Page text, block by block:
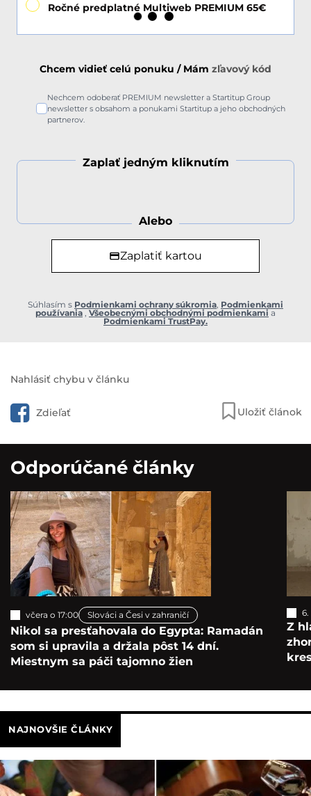
Ročné predplatné Multiweb PREMIUM 65€
Chcem vidieť celú ponuku / Mám zľavový kód
Nechcem odoberať PREMIUM newsletter a Startitup Group
newsletter s obsahom a ponukami Startitup a jeho obchodných
partnerov.
Zaplať jedným kliknutím
Alebo
Zaplatiť kartou
Súhlasím s Podmienkami ochrany súkromia Podmienkami
používania,Všeobecnými obchodnými podmienkamia
Podmienkami TrustPay.
Nahlásiť chybu v článku
Zdieľať Uložiť článok
Odporúčané články
včera o 17:00 Slováci a Česi v zahraničí
Nikol sa presťahovala do Egypta: Ramadán
som si upravila a držala pôst 14 dní.
Miestnym sa páči tajomno žien
Z
NAJNOVŠIE ČLÁNKY